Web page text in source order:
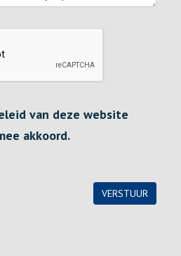
van deze website
akkoord.